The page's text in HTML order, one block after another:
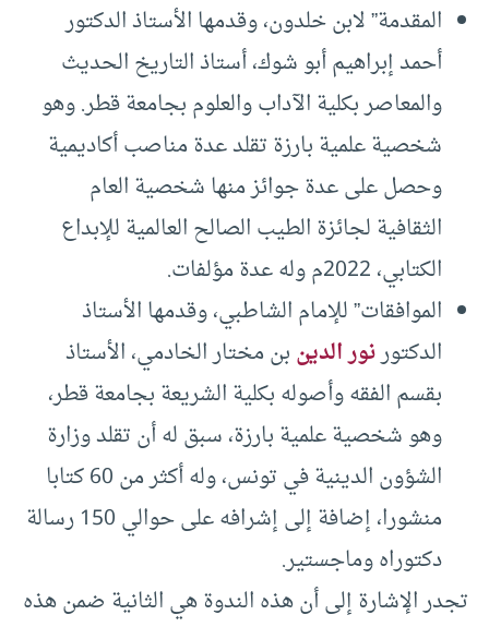
المقدمة” لابن خلدون، وقدمها الأستاذ الدكتور
أحمد إبراهيم أبو شوك، أستاذ التاريخ الحديث
والمعاصر بكلية الآداب والعلوم بجامعة قطر. وهو
شخصية علمية بارزة تقلد عدة مناصب أكاديمية
وحصل على عدة جوائز منها شخصية العام
الثقافية لجائزة الطيب الصالح العالمية للإبداع
الكتابي، 2022م وله عدة مؤلفات.
الموافقات” للإمام الشاطبي، وقدمها الأستاذ
الدكتورنور الدينبن مختار الخادمي، الأستاذ
بقسم الفقه وأصوله بكلية الشريعة بجامعة قطر،
وهو شخصية علمية بارزة، سبق له أن تقلد وزارة
الشؤون الدينية في تونس، وله أكثر من 60 كتابا
منشورا، إضافة إلى إشرافه على حوالي 150 رسالة
دكتوراه وماجستير.
تجدر الإشارة إلى أن هذه الندوة هي الثانية ضمن هذه